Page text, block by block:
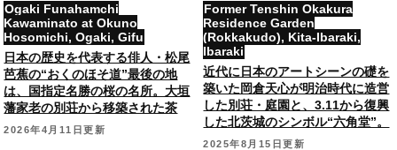
Ogaki Funahamchi
Kawaminato at Okuno
Hosomichi, Ogaki, Gifu
日本の歴史を代表する俳人・松尾
芭蕉の“おくのほそ道”最後の地
は、国指定名勝の桜の名所。大垣
藩家老の別荘から移築された茶
室“無何有荘 大醒榭”も。
2026年4月11日更新
Former Tenshin Okakura
Residence Garden
(Rokkakudo), Kita-Ibaraki,
Ibaraki
近代に日本のアートシーンの礎を
築いた岡倉天心が明治時代に造営
した別荘・庭園と、3.11から復興
した北茨城のシンボル“六角堂”。
庭園と建築が国登録文化財。
2025年8月15日更新